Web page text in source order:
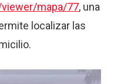
mapa/77, una
localizar las